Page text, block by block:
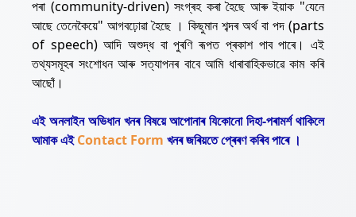
পৰা (community-driven) সংগ্ৰহ কৰা হৈছে আৰু ইয়াক "যেনে
আছে তেনেকৈয়ে" আগবঢ়োৱা হৈছে । কিছুমান শব্দৰ অৰ্থ বা পদ (parts
of speech) আদি অশুদ্ধ বা পুৰণি ৰূপত প্ৰকাশ পাব পাৰে। এই
তথ্যসমূহৰ সংশোধন আৰু সত্যাপনৰ বাবে আমি ধাৰাবাহিকভাৱে কাম কৰি
আছোঁ।
এই অনলাইন অভিধান খনৰ বিষয়ে আপোনাৰ যিকোনো দিহা-পৰামৰ্শ থাকিলে
আমাক এইContact Form খনৰ জৰিয়তে প্ৰেৰণ কৰিব পাৰে ।